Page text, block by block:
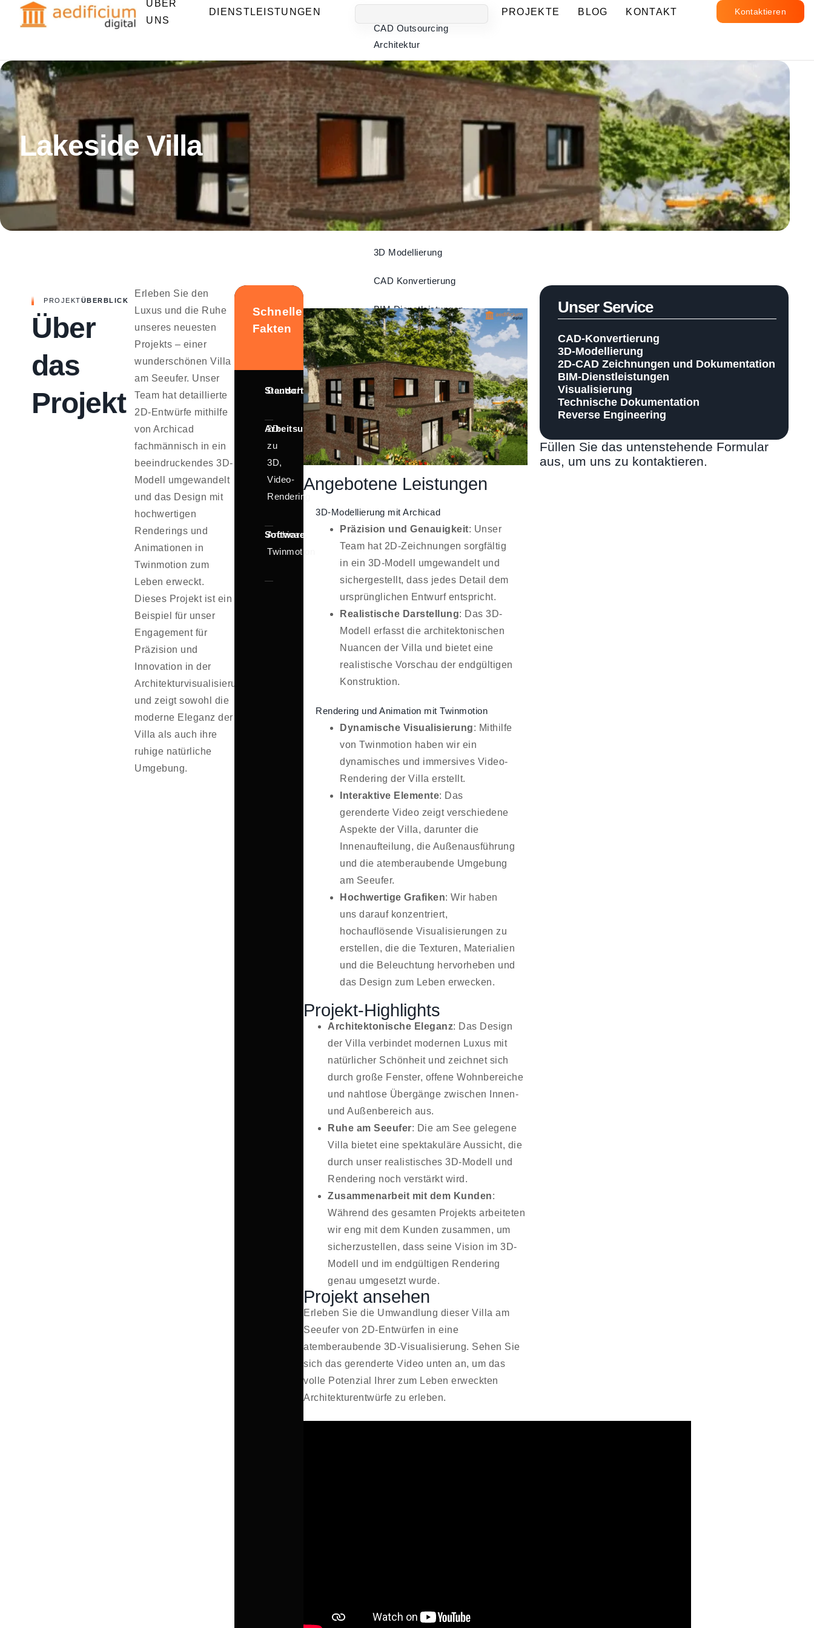
ÜBER
UNS
DIENSTLEISTUNGEN
CAD Outsourcing
Architektur
CAD Outsourcing
TGA
2D-CAD Zeichnungen
und Dokumentation
CAD Dienstleistung
TGA
CAD Dienstleistung
Architektur
3D Modellierung
CAD Konvertierung
BIM Dienstleistungen
Technische
Dokumentation
Professionelle
Visualisierung
Reverse Engineering
PROJEKTE BLOG KONTAKT Kontaktieren
Lakeside Villa
PROJEKTÜBERBLICK
Über
das
Projekt
Erleben Sie den
Luxus und die Ruhe
unseres neuesten
Projekts – einer
wunderschönen Villa
am Seeufer. Unser
Team hat detaillierte
2D-Entwürfe mithilfe
von Archicad
fachmännisch in ein
beeindruckendes 3D-
Modell umgewandelt
und das Design mit
hochwertigen
Renderings und
Animationen in
Twinmotion zum
Leben erweckt.
Dieses Projekt ist ein
Beispiel für unser
Engagement für
Präzision und
Innovation in der
Architekturvisualisierung
und zeigt sowohl die
moderne Eleganz der
Villa als auch ihre
ruhige natürliche
Umgebung.
Schnelle
Fakten
Standort
Deutschland
Arbeitsumfang
2D
zu
3D,
Video-
Rendering
Software
Archicad,
Twinmotion
Angebotene Leistungen
3D-Modellierung mit Archicad
Präzision und Genauigkeit: Unser
Team hat 2D-Zeichnungen sorgfältig
in ein 3D-Modell umgewandelt und
sichergestellt, dass jedes Detail dem
ursprünglichen Entwurf entspricht.
Realistische Darstellung: Das 3D-
Modell erfasst die architektonischen
Nuancen der Villa und bietet eine
realistische Vorschau der endgültigen
Konstruktion.
Rendering und Animation mit Twinmotion
Dynamische Visualisierung: Mithilfe
von Twinmotion haben wir ein
dynamisches und immersives Video-
Rendering der Villa erstellt.
Interaktive Elemente: Das
gerenderte Video zeigt verschiedene
Aspekte der Villa, darunter die
Innenaufteilung, die Außenausführung
und die atemberaubende Umgebung
am Seeufer.
Hochwertige Grafiken: Wir haben
uns darauf konzentriert,
hochauflösende Visualisierungen zu
erstellen, die die Texturen, Materialien
und die Beleuchtung hervorheben und
das Design zum Leben erwecken.
Projekt-Highlights
Architektonische Eleganz: Das Design
der Villa verbindet modernen Luxus mit
natürlicher Schönheit und zeichnet sich
durch große Fenster, offene Wohnbereiche
und nahtlose Übergänge zwischen Innen-
und Außenbereich aus.
Ruhe am Seeufer: Die am See gelegene
Villa bietet eine spektakuläre Aussicht, die
durch unser realistisches 3D-Modell und
Rendering noch verstärkt wird.
Zusammenarbeit mit dem Kunden:
Während des gesamten Projekts arbeiteten
wir eng mit dem Kunden zusammen, um
sicherzustellen, dass seine Vision im 3D-
Modell und im endgültigen Rendering
genau umgesetzt wurde.
Projekt ansehen
Erleben Sie die Umwandlung dieser Villa am
Seeufer von 2D-Entwürfen in eine
atemberaubende 3D-Visualisierung. Sehen Sie
sich das gerenderte Video unten an, um das
volle Potenzial Ihrer zum Leben erweckten
Architekturentwürfe zu erleben.
Unser Service
CAD-Konvertierung
3D-Modellierung
2D-CAD Zeichnungen und Dokumentation
BIM-Dienstleistungen
Visualisierung
Technische Dokumentation
Reverse Engineering
Füllen Sie das untenstehende Formular
aus, um uns zu kontaktieren.